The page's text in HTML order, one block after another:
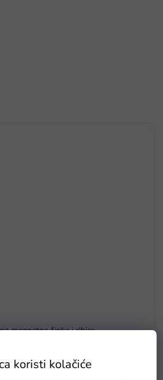
koristi kolačiće
magnetna šipka i ribice